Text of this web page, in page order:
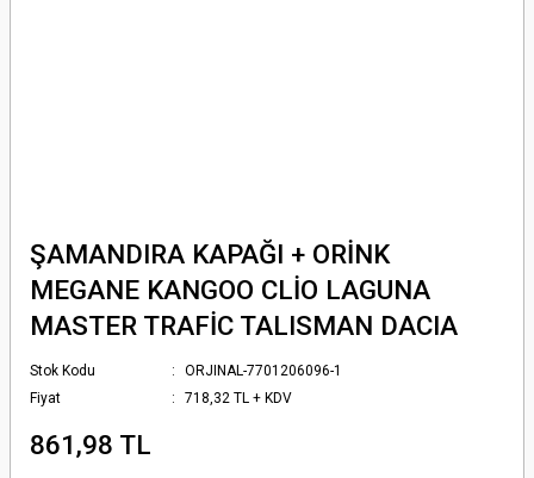
ŞAMANDIRA KAPAĞI + ORİNK
MEGANE KANGOO CLİO LAGUNA
MASTER TRAFİC TALISMAN DACIA
Stok Kodu
ORJINAL-7701206096-1
Fiyat
718,32 TL + KDV
861,98 TL